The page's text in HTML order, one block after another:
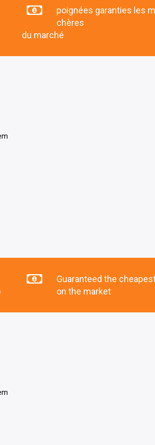
poignées garanties les
chères
du marché
Guaranteed the
on the market